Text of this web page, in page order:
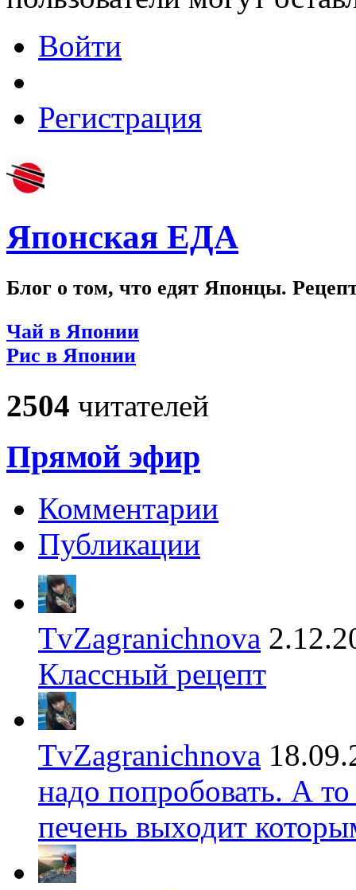
Войти
Регистрация
Японская ЕДА
Блог о том, что едят Японцы.
Чай в Японии
Рис в Японии
2504 читателей
Прямой эфир
Комментарии
Публикации
TvZagranichnova
Классный рецепт
TvZagranichnova
надо попробовать. А
печень выходит